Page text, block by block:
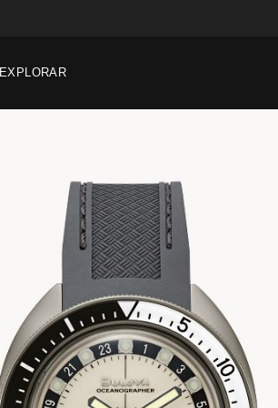
EXPLORAR